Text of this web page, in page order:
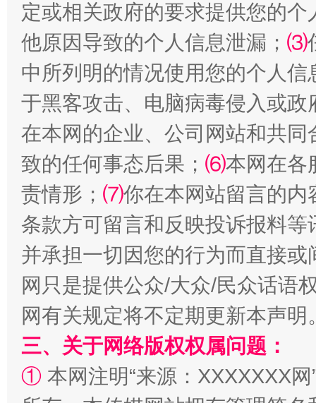
揭批美国五大"原罪" "炒
解纷+调解+退费，一次搞定
站台名比不上好声名
定或相关政府的要求提供您的个
他原因导致的个人信息泄漏； ⑶
中所列明的情况使用您的个人
于黑客攻击、电脑病毒侵入或
在本网的企业、公司网站和共
致的任何事态后果； ⑹本网在各
责情形； ⑺你在本网站留言的内
条款方可留言和反映投诉报料
并承担一切因您的行为而直接
网只是提供公众/大众/民众话语
网有关规定将不定期更新本声明
三、关于网络版权权属问题：
① 本网注明“来源：XXXXXXX